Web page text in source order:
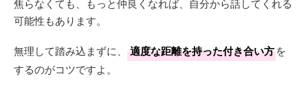
焦らなくても、もっと仲良くなれば、自分から話してくれる
可能性もあります。
無理して踏み込まずに、 適度な距離を持った付き合い方を
するのがコツですよ。